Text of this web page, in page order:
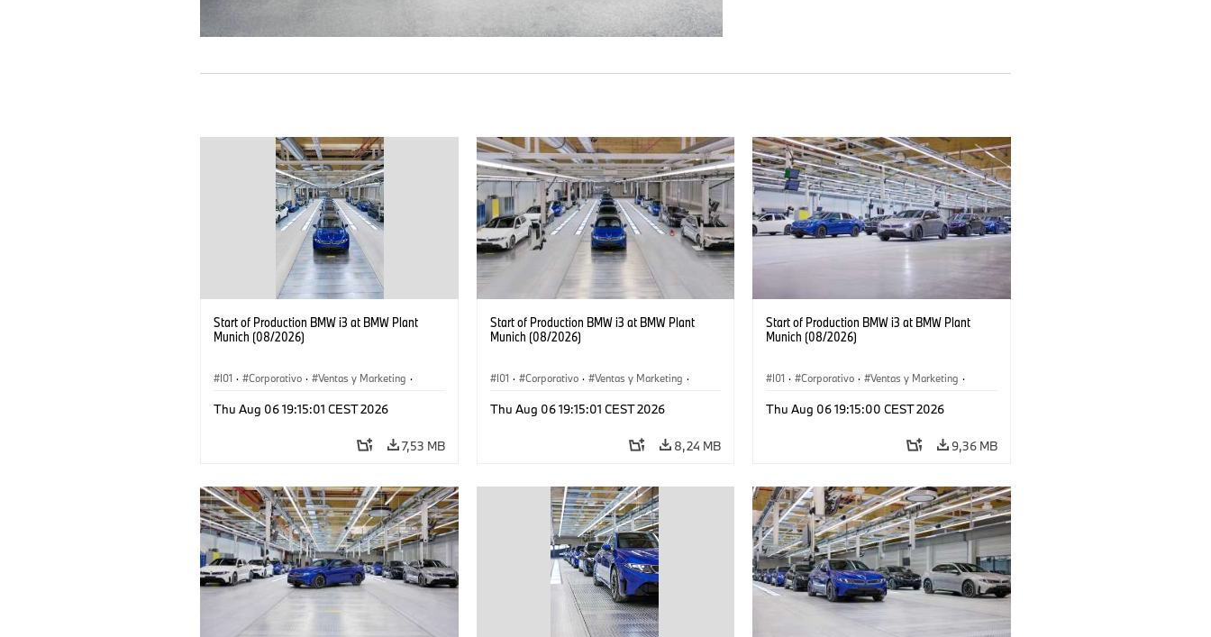
Start of Production BMW i3 at BMW Plant
Munich (08/2026)
I01 · Corporativo · Ventas y Marketing ·
Thu Aug 06 19:15:01 CEST 2026
7,53 MB
Start of Production BMW i3 at BMW Plant
Munich (08/2026)
I01 · Corporativo · Ventas y Marketing ·
Thu Aug 06 19:15:01 CEST 2026
8,24 MB
Start of Production BMW i3 at BMW Plant
Munich (08/2026)
I01 · Corporativo · Ventas y Marketing ·
Thu Aug 06 19:15:00 CEST 2026
9,36 MB